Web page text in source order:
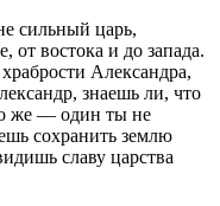
сильный царь,
от востока и до запада.
Александра,
знаешь ли, что
же — один ты не
сохранить землю
славу царства